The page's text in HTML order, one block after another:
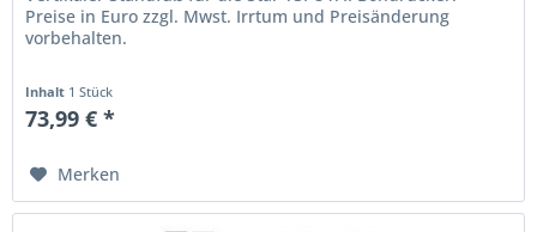
Preise in Euro zzgl. Mwst. Irrtum und Preisänderung
vorbehalten.
Inhalt 1 Stück
73,99 € *
Merken